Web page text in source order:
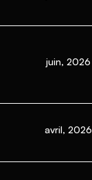
juin, 2026
avril, 2026